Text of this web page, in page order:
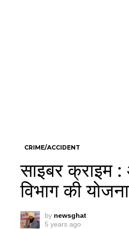
CRIME/ACCIDENT
साइबर क्राइम
विभाग की
by newsghat
5 years ago